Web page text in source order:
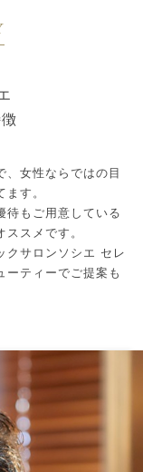
、女性ならではの目
す。
待もご用意している
スメです。
クサロンソシエ セレ
ーティーでご提案も